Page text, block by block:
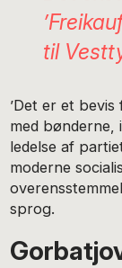
til
’Det er et
med bønderne,
ledelse af
moderne
sprog.